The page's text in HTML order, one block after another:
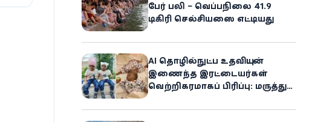
பேர் பலி – வெப்பநிலை 41.9
டிகிரி செல்சியஸை எட்டியது
AI தொழில்நுட்ப உதவியுடன்
இணைந்த இரட்டையர்கள்
வெற்றிகரமாகப் பிரிப்பு: மருத்துவ